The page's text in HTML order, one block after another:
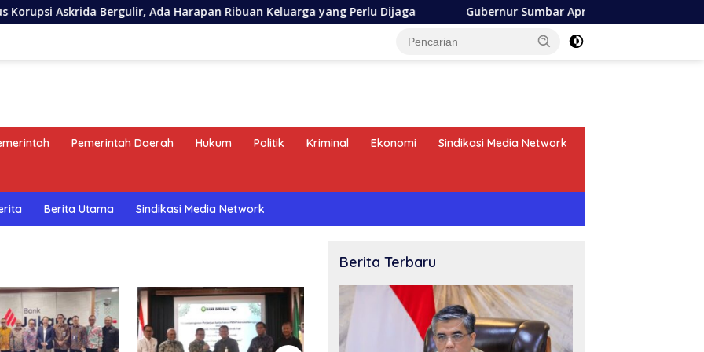
Askrida Bergulir, Ada Harapan Ribuan Keluarga yang Perlu Dijaga Gubernur Sumbar Apresiasi Askrida Laporan
Pemerintah Daerah Hukum Politik Kriminal Ekonomi Sindikasi Media Network
Berita Utama Sindikasi Media Network
Berita Terbaru